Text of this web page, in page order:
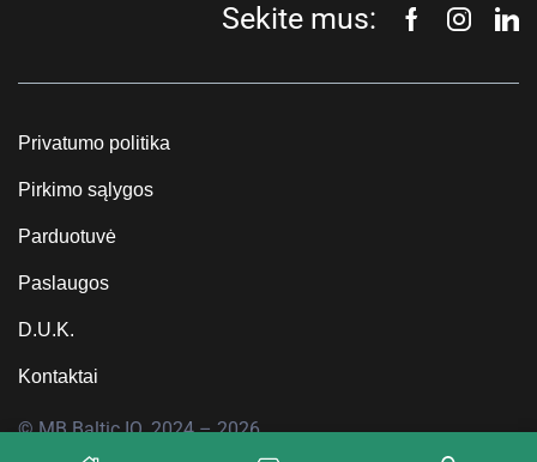
Sekite mus:
Privatumo politika
Pirkimo sąlygos
Parduotuvė
Paslaugos
D.U.K.
Kontaktai
© MB Baltic IQ, 2024 – 2026